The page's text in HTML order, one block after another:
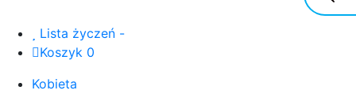
Lista życzeń -
Koszyk 0
Kobieta